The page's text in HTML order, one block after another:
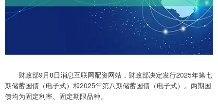
财政部9月8日消息互联网配资网站，财政部决定发行2025年第七
期储蓄国债（电子式）和2025年第八期储蓄国债（电子式）。两期国
债均为固定利率、固定期限品种。